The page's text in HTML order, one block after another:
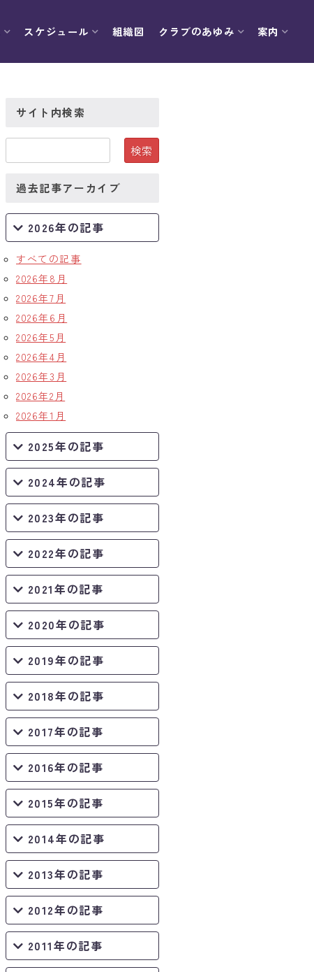
スケジュール 組織図 クラブのあゆみ 案内
サイト内検索
過去記事アーカイブ
2026年の記事
すべての記事
2026年8月
2026年7月
2026年6月
2026年5月
2026年4月
2026年3月
2026年2月
2026年1月
2025年の記事
2024年の記事
2023年の記事
2022年の記事
2021年の記事
2020年の記事
2019年の記事
2018年の記事
2017年の記事
2016年の記事
2015年の記事
2014年の記事
2013年の記事
2012年の記事
2011年の記事